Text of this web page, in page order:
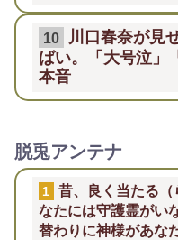
10
川口春奈が見
ばい。「大号泣」
本音
脱兎アンテナ
1
昔、良く当たる
なたには守護霊がい
替わりに神様があな